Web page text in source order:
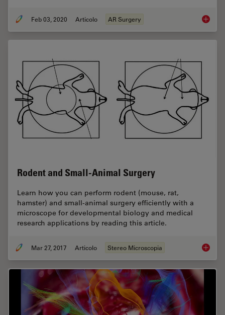
Feb 03, 2020 Articolo AR Surgery
Rodent and Small-Animal Surgery
Learn how you can perform rodent (mouse, rat,
hamster) and small-animal surgery efficiently with a
microscope for developmental biology and medical
research applications by reading this article.
Mar 27, 2017 Articolo Stereo Microscopia Rodent